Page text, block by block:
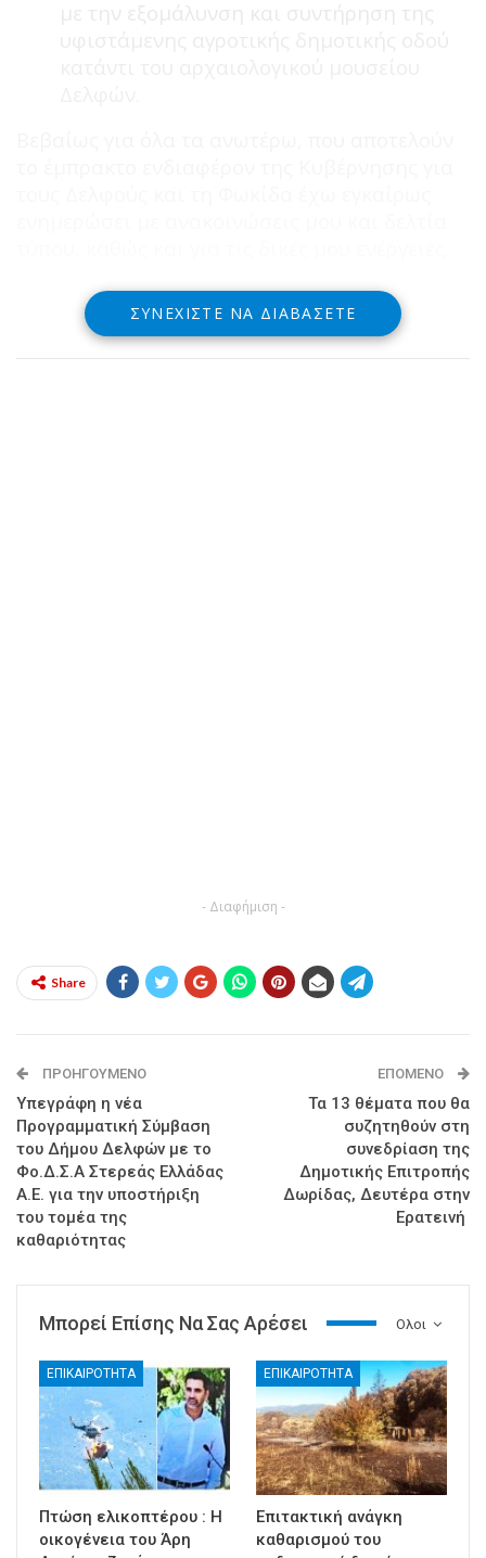
ΣΥΝΕΧΊΣΤΕ ΝΑ ΔΙΑΒΆΣΕΤΕ
- Διαφήμιση -
Share
ΠΡΟΗΓΟΎΜΕΝΟ
Υπεγράφη η νέα
Προγραμματική Σύμβαση
του Δήμου Δελφών με το
Φο.Δ.Σ.Α Στερεάς Ελλάδας
Α.Ε. για την υποστήριξη
του τομέα της
καθαριότητας
ΕΠΌΜΕΝΟ
Τα 13 θέματα που θα
συζητηθούν στη
συνεδρίαση της
Δημοτικής Επιτροπής
Δωρίδας, Δευτέρα στην
Ερατεινή
Ολοι
Μπορεί Επίσης Να Σας Αρέσει
ΕΠΙΚΑΙΡΟΤΗΤΑ
Πτώση ελικοπτέρου : Η
οικογένεια του Άρη
ΕΠΙΚΑΙΡΟΤΗΤΑ
Επιτακτική ανάγκη
καθαρισμού του